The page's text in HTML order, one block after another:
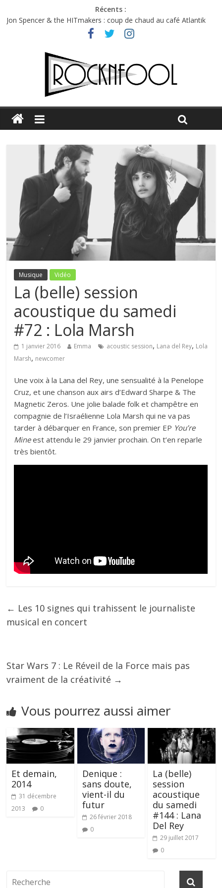
Récents :
Jon Spencer & the HITmakers : coup de chaud au café Atlantik
Hellfest 2026 vendredi : température et émotions en hausse
Hellfest 2026 jeudi : impossible de choisir entre chaleur et bonne
Première édition du Midgard Festival : entre bière, métal et
Charlie Puth à l’Olympia : la leçon de pop du Professeur Puth
Musique Vidéo
La (belle) session
acoustique du samedi
#72 : Lola Marsh
1 janvier 2016 Emma acoustic session, Lana del Rey, Lola
Marsh, newcomer
Une voix à la Lana del Rey, une sensualité à la Penelope
Cruz, et une chanson aux airs d’Edward Sharpe & The
Magnetic Zeros. Une jolie balade folk et champêtre en
compagnie de l’Israélienne Lola Marsh qui ne va pas
tarder à débarquer en France, son premier EP You’re
Mineest attendu le 29 janvier prochain. On t’en reparle
très bientôt.
← Les 10 signes qui trahissent le journaliste
musical en concert
Star Wars 7 : Le Réveil de la Force mais pas
vraiment de la créativité →
Vous pourrez aussi aimer
Et demain,
2014
31 décembre
2013
0
Denique :
sans doute,
vient-il du
futur
26 février 2018
0
La (belle)
session
acoustique
du samedi
#144 : Lana
Del Rey
29 juillet 2017
0